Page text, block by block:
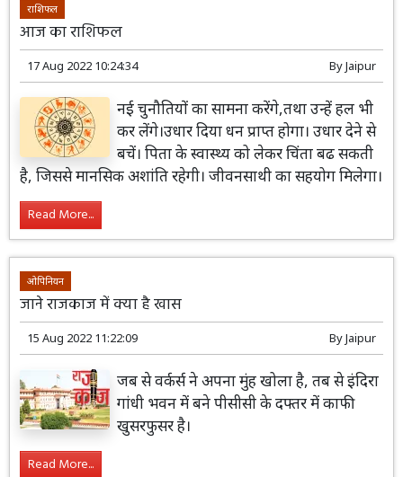
राशिफल
आज का राशिफल
17 Aug 2022 10:24:34 ByJaipur
नई चुनौतियों का सामना करेंगे,तथा उन्हें हल भी
कर लेंगे।उधार दिया धन प्राप्त होगा। उधार देने से
बचें। पिता के स्वास्थ्य को लेकर चिंता बढ सकती
है, जिससे मानसिक अशांति रहेगी। जीवनसाथी का सहयोग मिलेगा।
Read More...
ओपिनियन
जाने राजकाज में क्या है खास
15 Aug 2022 11:22:09 ByJaipur
जब से वर्कर्स ने अपना मुंह खोला है, तब से इंदिरा
गांधी भवन में बने पीसीसी के दफ्तर में काफी
खुसरफुसर है।
Read More...